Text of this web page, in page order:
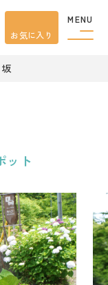
MENU
お気に入り
ット
内
ント
セス